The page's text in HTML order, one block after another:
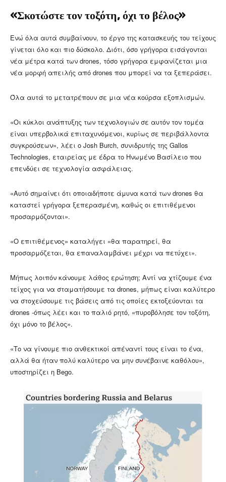
«Σκοτώστε τον τοξότη, όχι το βέλος»
Ενώ όλα αυτά συμβαίνουν, το έργο της κατασκευής του τείχους
γίνεται όλο και πιο δύσκολο. Διότι, όσο γρήγορα εισάγονται
νέα μέτρα κατά των drones, τόσο γρήγορα εμφανίζεται μια
νέα μορφή απειλής από drones που μπορεί να τα ξεπεράσει.
Όλα αυτά το μετατρέπουν σε μια νέα κούρσα εξοπλισμών.
«Οι κύκλοι ανάπτυξης των τεχνολογιών σε αυτόν τον τομέα
είναι υπερβολικά επιταχυνόμενοι, κυρίως σε περιβάλλοντα
συγκρούσεων», λέει ο Josh Burch, συνιδρυτής της Gallos
Technologies, εταιρείας με έδρα το Ηνωμένο Βασίλειο που
επενδύει σε τεχνολογία ασφάλειας.
«Αυτό σημαίνει ότι οποιαδήποτε άμυνα κατά των drones θα
καταστεί γρήγορα ξεπερασμένη, καθώς οι επιτιθέμενοι
προσαρμόζονται».
«Ο επιτιθέμενος» καταλήγει «θα παρατηρεί, θα
προσαρμόζεται, θα επαναλαμβάνει μέχρι να πετύχει».
Μήπως λοιπόν κάνουμε λάθος ερώτηση; Αντί να χτίζουμε ένα
τείχος για να σταματήσουμε τα drones, μήπως είναι καλύτερο
να στοχεύσουμε τις βάσεις από τις οποίες εκτοξεύονται τα
drones -όπως λέει και το παλιό ρητό, «πυροβόλησε τον τοξότη,
όχι μόνο το βέλος».
«Το να γίνουμε πιο ανθεκτικοί απέναντί τους είναι το ένα,
αλλά θα ήταν πολύ καλύτερο να μην συνέβαινε καθόλου»,
υποστηρίζει η Bego.